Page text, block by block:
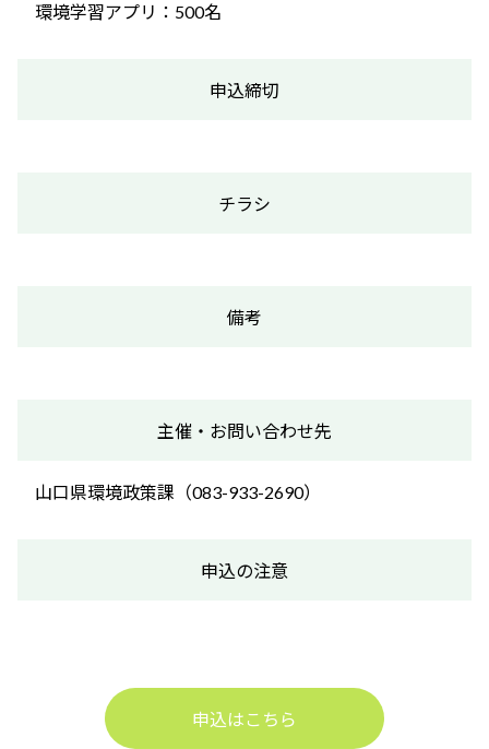
環境学習アプリ：500名
申込締切
チラシ
備考
主催・お問い合わせ先
山口県環境政策課（083-933-2690）
申込の注意
申込はこちら